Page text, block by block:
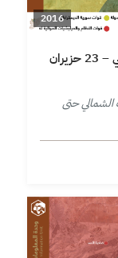
2016
مواقع النفوذ والسيطرة – ريف حلب الشمالي – 23 حزيران
حتى